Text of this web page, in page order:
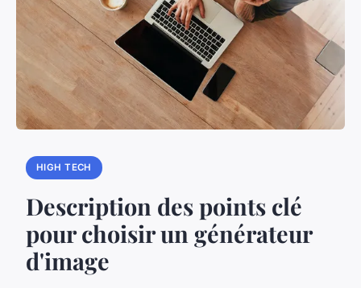
HIGH TECH
Description des points clé
pour choisir un générateur
d'image